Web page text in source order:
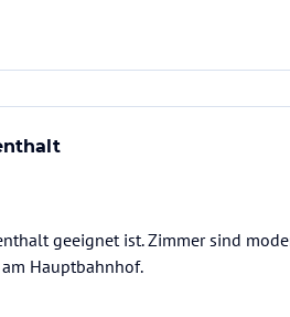
geeignet ist. Zimmer sind
Hauptbahnhof.